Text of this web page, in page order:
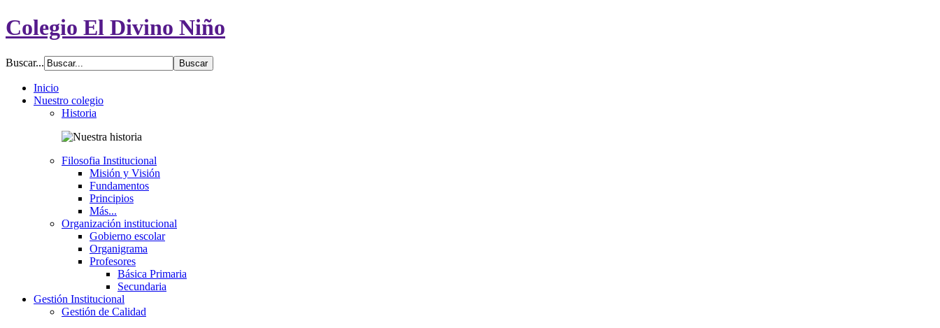
Colegio El Divino Niño
Buscar...
Inicio
Nuestro colegio
Historia
Filosofia Institucional
Misión y Visión
Fundamentos
Principios
Más...
Organización institucional
Gobierno escolar
Organigrama
Profesores
Básica Primaria
Secundaria
Gestión Institucional
Gestión de Calidad